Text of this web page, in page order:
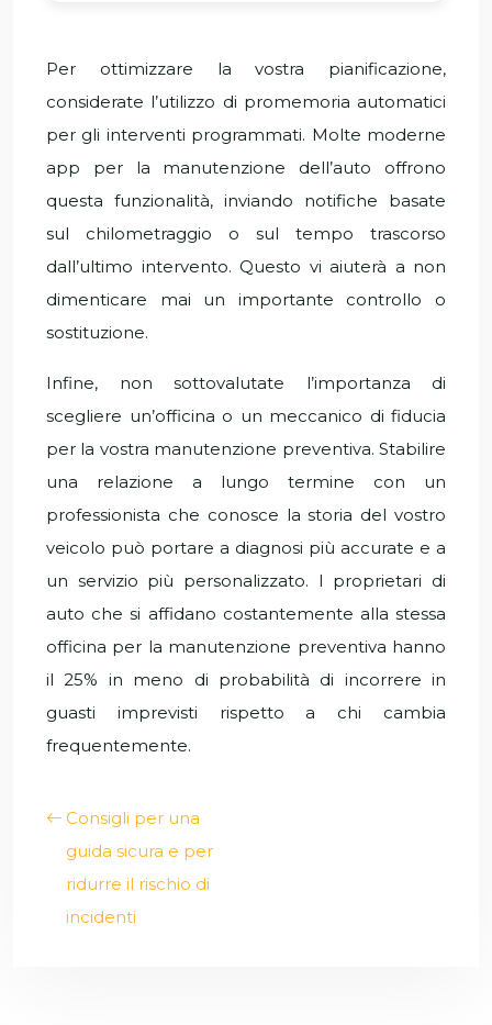
Per ottimizzare la vostra pianificazione,
considerate l’utilizzo di promemoria automatici
per gli interventi programmati. Molte moderne
app per la manutenzione dell’auto offrono
questa funzionalità, inviando notifiche basate
sul chilometraggio o sul tempo trascorso
dall’ultimo intervento. Questo vi aiuterà a non
dimenticare mai un importante controllo o
sostituzione.
Infine, non sottovalutate l’importanza di
scegliere un’officina o un meccanico di fiducia
per la vostra manutenzione preventiva. Stabilire
una relazione a lungo termine con un
professionista che conosce la storia del vostro
veicolo può portare a diagnosi più accurate e a
un servizio più personalizzato. I proprietari di
auto che si affidano costantemente alla stessa
officina per la manutenzione preventiva hanno
il 25% in meno di probabilità di incorrere in
guasti imprevisti rispetto a chi cambia
frequentemente.
Consigli per una
guida sicura e per
ridurre il rischio di
incidenti